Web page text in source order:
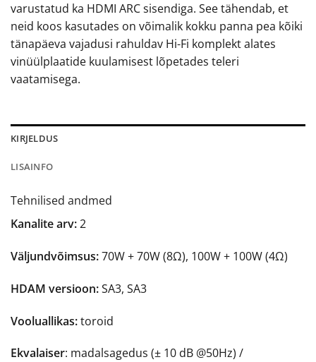
varustatud ka HDMI ARC sisendiga. See tähendab, et
neid koos kasutades on võimalik kokku panna pea kõiki
tänapäeva vajadusi rahuldav Hi-Fi komplekt alates
vinüülplaatide kuulamisest lõpetades teleri
vaatamisega.
KIRJELDUS
LISAINFO
Tehnilised andmed
Kanalite arv:2
Väljundvõimsus:70W + 70W (8Ω), 100W + 100W (4Ω)
HDAM versioon:SA3, SA3
Vooluallikas:toroid
Ekvalaiser: madalsagedus (± 10 dB @50Hz) /